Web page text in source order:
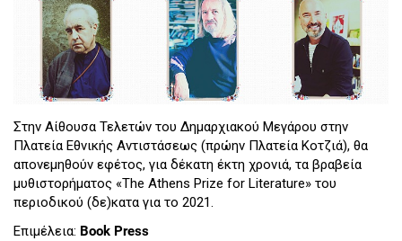
Στην Αίθουσα Τελετών του Δημαρχιακού Μεγάρου στην
Πλατεία Εθνικής Αντιστάσεως (πρώην Πλατεία Κοτζιά), θα
απονεμηθούν εφέτος, για δέκατη έκτη χρονιά, τα βραβεία
μυθιστορήματος «The Athens Prize for Literature» του
περιοδικού (δε)κατα για το 2021.
Επιμέλεια: Book Press